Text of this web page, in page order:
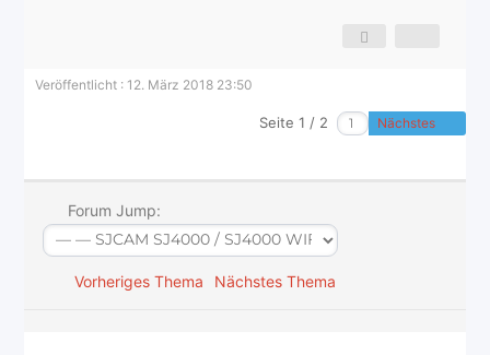
Veröffentlicht : 12. März 2018 23:50
Seite 1 / 2 Nächstes
Forum Jump:
Vorheriges Thema Nächstes Thema